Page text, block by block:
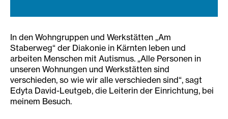
In den Wohngruppen und Werkstätten „Am
Staberweg“ der Diakonie in Kärnten leben und
arbeiten Menschen mit Autismus. „Alle Personen in
unseren Wohnungen und Werkstätten sind
verschieden, so wie wir alle verschieden sind“, sagt
Edyta David-Leutgeb, die Leiterin der Einrichtung, bei
meinem Besuch.